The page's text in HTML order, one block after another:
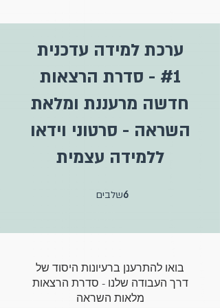
ערכת למידה עדכנית
#1 - סדרת הרצאות
חדשה מרעננת ומלאת
השראה - סרטוני וידאו
ללמידה עצמית
6שלבים
בואו להתרענן ברעיונות היסוד של
דרך העבודה שלנו - סדרת הרצאות
מלאות השראה